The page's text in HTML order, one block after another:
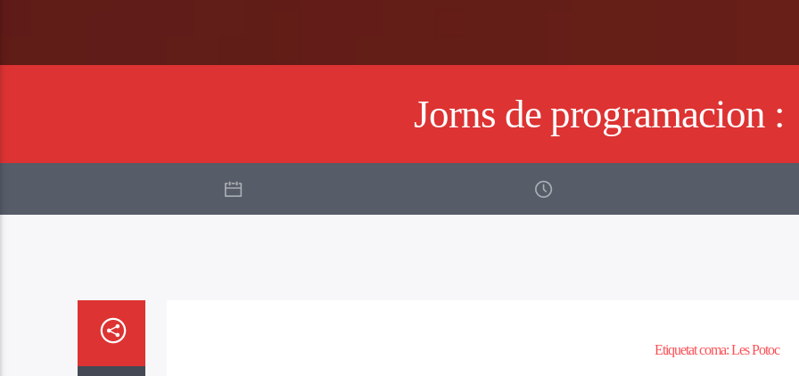
Jorns de programacion :
Etiquetat coma:Les Potoc